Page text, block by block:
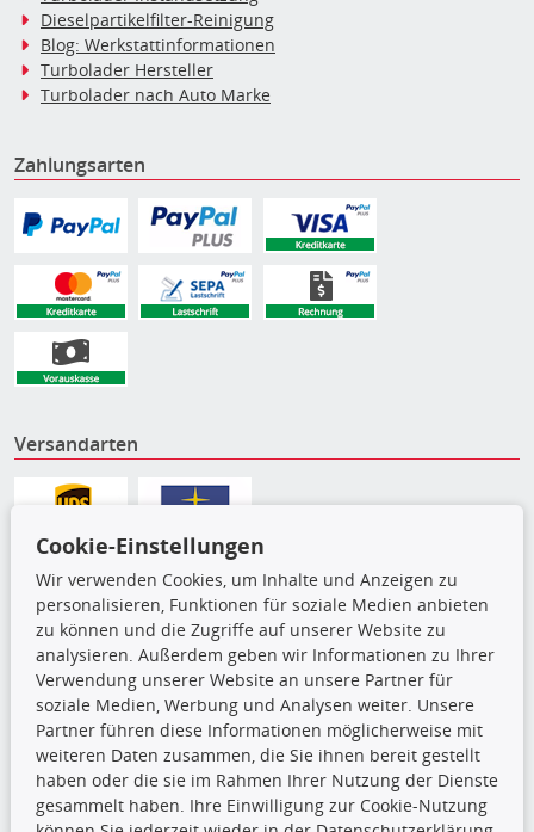
Dieselpartikelfilter-Reinigung
Blog: Werkstattinformationen
Turbolader Hersteller
Turbolader nach Auto Marke
Zahlungsarten
Versandarten
Die hier angezeigten Daten,
insbesondere die gesamte Datenbank,
dürfen nicht kopiert werden. Es ist zu
unterlassen, die Daten oder die gesamte Datenbank ohne
Cookie-Einstellungen
Wir verwenden Cookies, um Inhalte und Anzeigen zu
personalisieren, Funktionen für soziale Medien anbieten
zu können und die Zugriffe auf unserer Website zu
analysieren. Außerdem geben wir Informationen zu Ihrer
Verwendung unserer Website an unsere Partner für
soziale Medien, Werbung und Analysen weiter. Unsere
Partner führen diese Informationen möglicherweise mit
weiteren Daten zusammen, die Sie ihnen bereit gestellt
haben oder die sie im Rahmen Ihrer Nutzung der Dienste
gesammelt haben. Ihre Einwilligung zur Cookie-Nutzung